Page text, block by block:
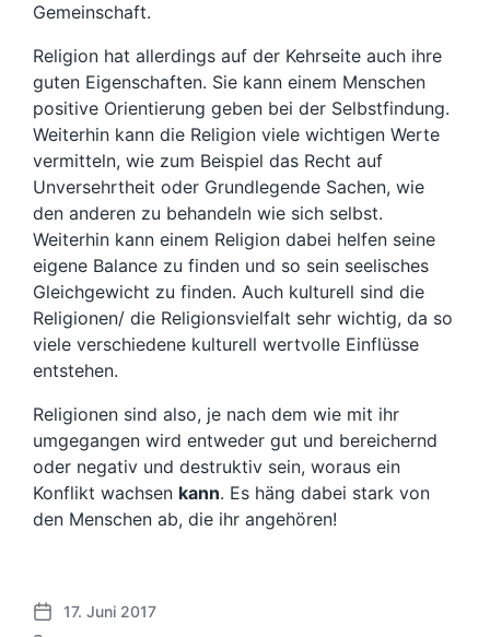
Gemeinschaft.
Religion hat allerdings auf der Kehrseite auch ihre
guten Eigenschaften. Sie kann einem Menschen
positive Orientierung geben bei der Selbstfindung.
Weiterhin kann die Religion viele wichtigen Werte
vermitteln, wie zum Beispiel das Recht auf
Unversehrtheit oder Grundlegende Sachen, wie
den anderen zu behandeln wie sich selbst.
Weiterhin kann einem Religion dabei helfen seine
eigene Balance zu finden und so sein seelisches
Gleichgewicht zu finden. Auch kulturell sind die
Religionen/ die Religionsvielfalt sehr wichtig, da so
viele verschiedene kulturell wertvolle Einflüsse
entstehen.
Religionen sind also, je nach dem wie mit ihr
umgegangen wird entweder gut und bereichernd
oder negativ und destruktiv sein, woraus ein
Konflikt wachsen kann. Es häng dabei stark von
den Menschen ab, die ihr angehören!
V
17. Juni 2017